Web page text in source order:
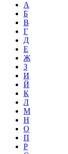
А
Б
В
Г
Д
Е
Ж
З
И
Й
К
Л
М
Н
О
П
Р